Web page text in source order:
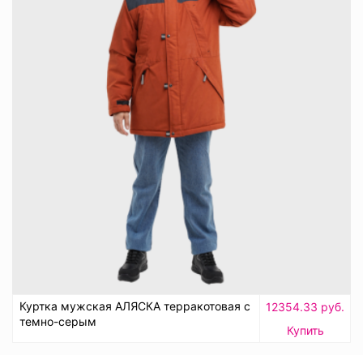
Куртка мужская АЛЯСКА терракотовая с
темно-серым
12354.33 руб.
Купить